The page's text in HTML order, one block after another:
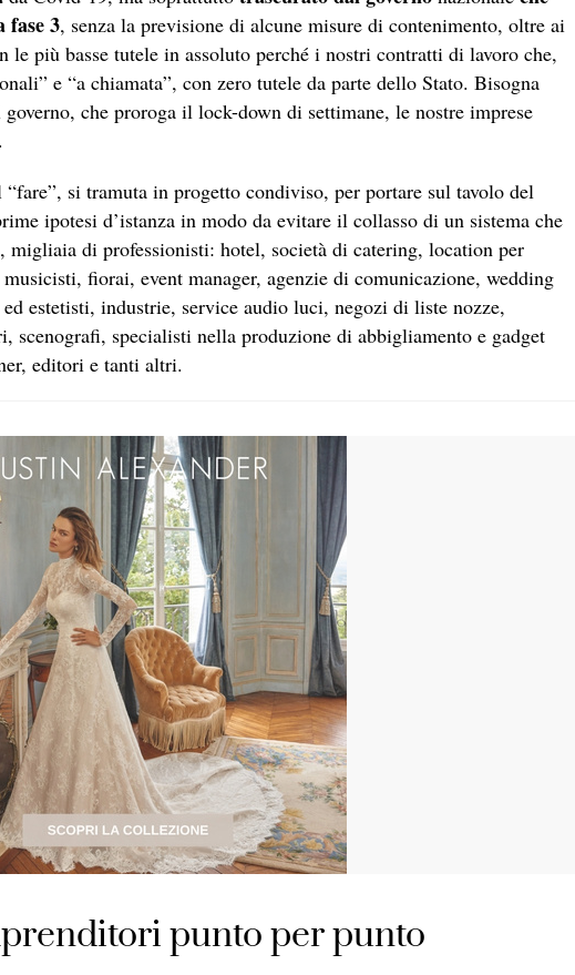
fase 3, senza la previsione di alcune misure di contenimento, oltre ai
le più basse tutele in assoluto perché i nostri contratti di lavoro che,
e “a chiamata”, con zero tutele da parte dello Stato. Bisogna
che proroga il lock-down di settimane, le nostre imprese
si tramuta in progetto condiviso, per portare sul tavolo del
ipotesi d’istanza in modo da evitare il collasso di un sistema che
di professionisti: hotel, società di catering, location per
fiorai, event manager, agenzie di comunicazione, wedding
estetisti, industrie, service audio luci, negozi di liste nozze,
specialisti nella produzione di abbigliamento e gadget
editori e tanti altri.
punto per punto